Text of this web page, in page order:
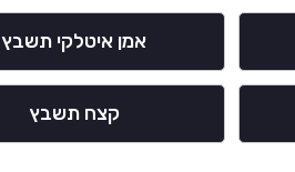
אמן איטלקי תשבץ
קצח תשבץ